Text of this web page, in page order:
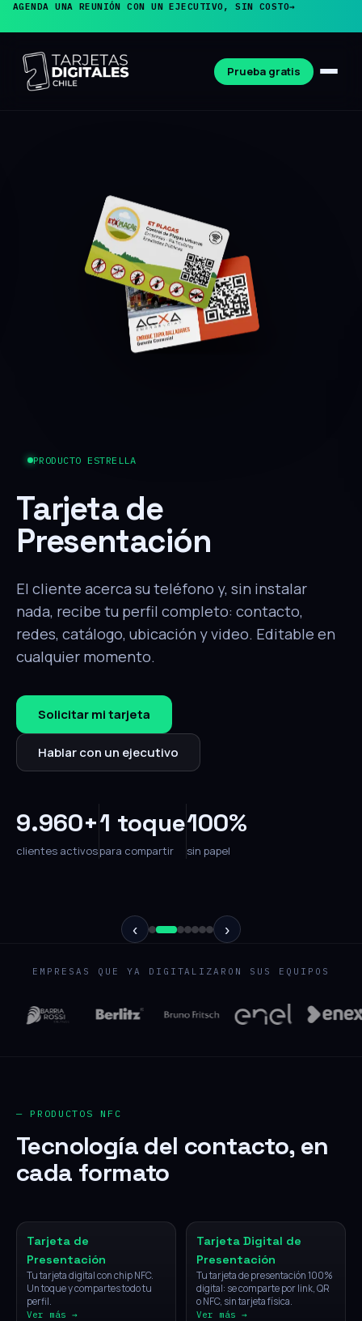
AGENDA UNA REUNIÓN CON UN EJECUTIVO, SIN COSTO→
Prueba gratis
PRODUCTO ESTRELLA
Tarjeta de
Presentación
El cliente acerca su teléfono y, sin instalar
nada, recibe tu perfil completo: contacto,
redes, catálogo, ubicación y video. Editable en
cualquier momento.
Solicitar mi tarjeta
Hablar con un ejecutivo
9.960+
clientes activos
1 toque
para compartir
100%
sin papel
‹ ›
EMPRESAS QUE YA DIGITALIZARON SUS EQUIPOS
— PRODUCTOS NFC
Tecnología del contacto, en
cada formato
Tarjeta de
Presentación
Tu tarjeta digital con chip NFC.
Un toque y compartes todo tu
perfil.
Ver más →
Tarjeta Digital de
Presentación
Tu tarjeta de presentación 100%
digital: se comparte por link, QR
o NFC, sin tarjeta física.
Ver más →